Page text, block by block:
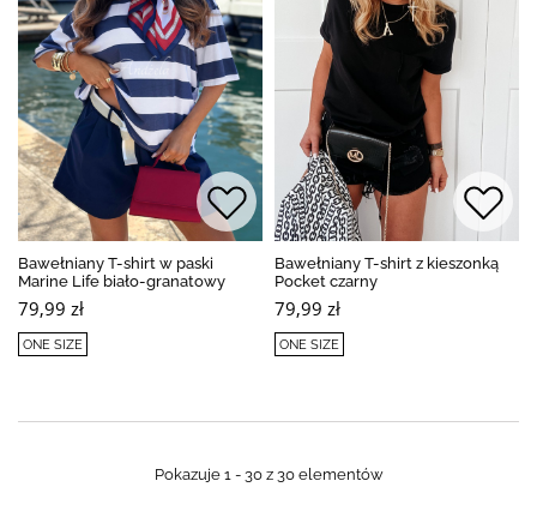
Bawełniany T-shirt w paski
Marine Life biało-granatowy
79,99 zł
ONE SIZE
Bawełniany T-shirt z kieszonką
Pocket czarny
79,99 zł
ONE SIZE
Pokazuje 1 - 30 z 30 elementów